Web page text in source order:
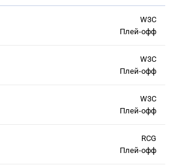
W3C
Плей-офф
W3C
Плей-офф
W3C
Плей-офф
RCG
Плей-офф